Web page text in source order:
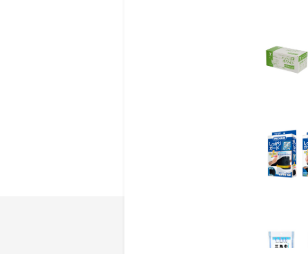
●STEP0(ゼロ)は、歯
●STEP1(ワン)は、そ
家庭で簡単にできるむ
歯磨きスプレーレノビ
パタイトになり、むし
商品レビュ